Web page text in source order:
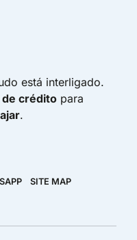
está interligado.
crédito para
.
SITE MAP